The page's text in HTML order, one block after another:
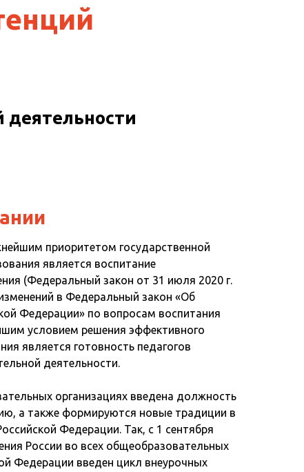
деятельности
приоритетом государственной
является воспитание
(Федеральный закон от 31 июля 2020 г.
в Федеральный закон «Об
Федерации» по вопросам воспитания
условием решения эффективного
является готовность педагогов
деятельности.
организациях введена должность
а также формируются новые традиции в
Федерации. Так, с 1 сентября
России во всех общеобразовательных
Федерации введен цикл внеурочных